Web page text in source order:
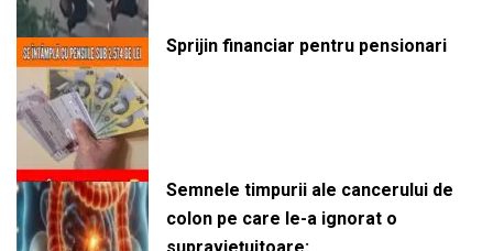
Sprijin financiar pentru pensionari
Semnele timpurii ale cancerului de
colon pe care le-a ignorat o